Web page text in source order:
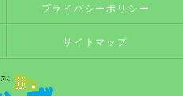
プライバシーポリシー
サイトマップ